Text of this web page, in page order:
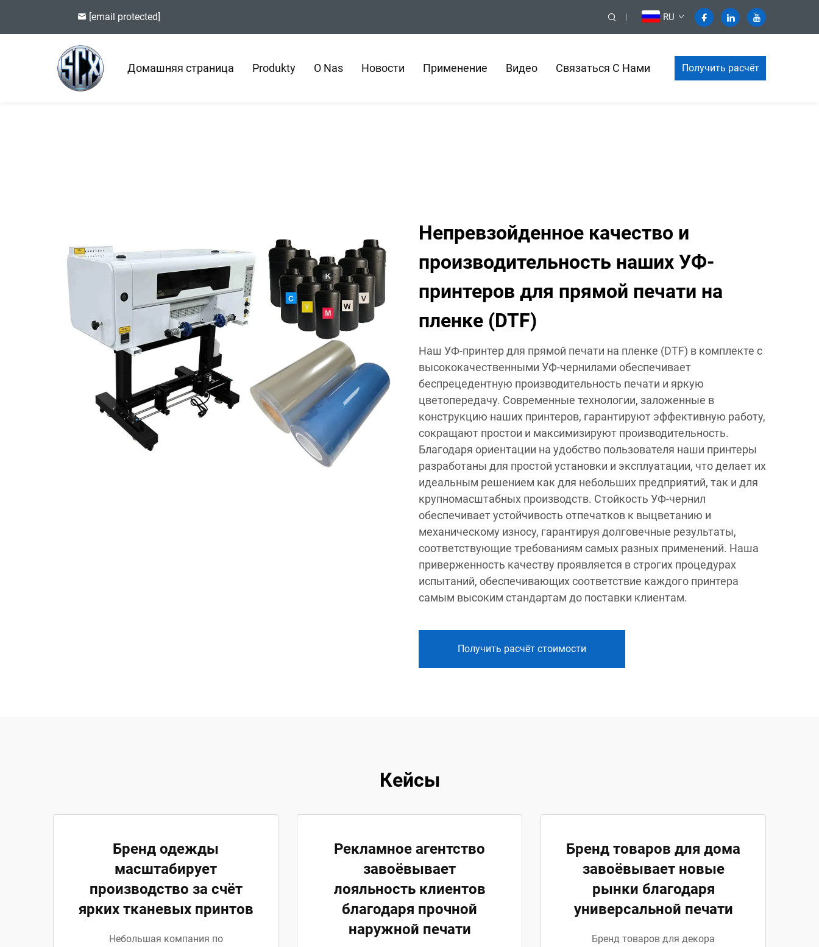
[email protected] RU
Домашняя страница Produkty O Nas Новости Применение Видео Связаться С Нами Получить расчёт
Непревзойденное качество и
производительность наших УФ-
принтеров для прямой печати на
пленке (DTF)
Наш УФ-принтер для прямой печати на пленке (DTF) в комплекте с
высококачественными УФ-чернилами обеспечивает
беспрецедентную производительность печати и яркую
цветопередачу. Современные технологии, заложенные в
конструкцию наших принтеров, гарантируют эффективную работу,
сокращают простои и максимизируют производительность.
Благодаря ориентации на удобство пользователя наши принтеры
разработаны для простой установки и эксплуатации, что делает их
идеальным решением как для небольших предприятий, так и для
крупномасштабных производств. Стойкость УФ-чернил
обеспечивает устойчивость отпечатков к выцветанию и
механическому износу, гарантируя долговечные результаты,
соответствующие требованиям самых разных применений. Наша
приверженность качеству проявляется в строгих процедурах
испытаний, обеспечивающих соответствие каждого принтера
самым высоким стандартам до поставки клиентам.
Получить расчёт стоимости
Кейсы
Бренд одежды
масштабирует
производство за счёт
ярких тканевых принтов
Небольшая компания по
Рекламное агентство
завоёвывает
лояльность клиентов
благодаря прочной
наружной печати
Бренд товаров для дома
завоёвывает новые
рынки благодаря
универсальной печати
Бренд товаров для декора